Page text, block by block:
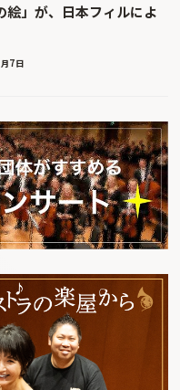
絵」が、日本フィルによ
7日